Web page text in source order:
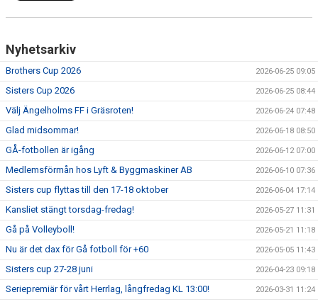
Nyhetsarkiv
Brothers Cup 2026 2026-06-25 09:05
Sisters Cup 2026 2026-06-25 08:44
Välj Ängelholms FF i Gräsroten! 2026-06-24 07:48
Glad midsommar! 2026-06-18 08:50
GÅ-fotbollen är igång 2026-06-12 07:00
Medlemsförmån hos Lyft & Byggmaskiner AB 2026-06-10 07:36
Sisters cup flyttas till den 17-18 oktober 2026-06-04 17:14
Kansliet stängt torsdag-fredag! 2026-05-27 11:31
Gå på Volleyboll! 2026-05-21 11:18
Nu är det dax för Gå fotboll för +60 2026-05-05 11:43
Sisters cup 27-28 juni 2026-04-23 09:18
Seriepremiär för vårt Herrlag, långfredag KL 13:00! 2026-03-31 11:24